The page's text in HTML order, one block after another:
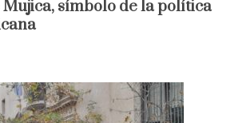
símbolo de la política